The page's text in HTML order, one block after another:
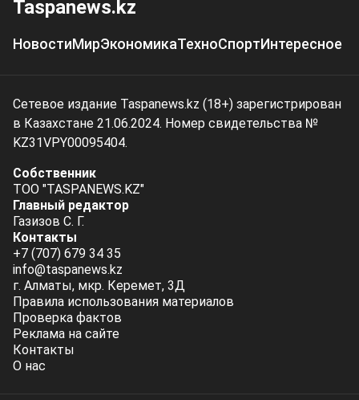
Taspanews.kz
НовостиМирЭкономикаТехноСпортИнтересное
Сетевое издание Taspanews.kz (18+) зарегистрирован
в Казахстане 21.06.2024. Номер свидетельства №
KZ31VPY00095404.
Собственник
ТОО "TASPANEWS.KZ"
Главный редактор
Газизов С. Г.
Контакты
+7 (707) 679 34 35
info@taspanews.kz
г. Алматы, мкр. Керемет, 3Д
Правила использования материалов
Проверка фактов
Реклама на сайте
Контакты
О нас